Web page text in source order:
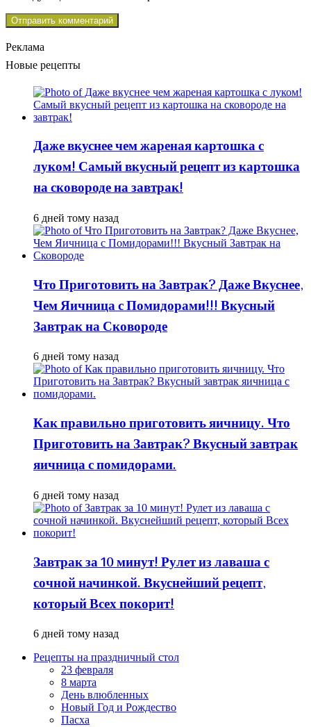
Реклама
Новые рецепты
Даже вкуснее чем жареная картошка с
луком! Самый вкусный рецепт из картошка
на сковороде на завтрак!
6 дней тому назад
Что Приготовить на Завтрак? Даже Вкуснее,
Чем Яичница с Помидорами!!! Вкусный
Завтрак на Сковороде
6 дней тому назад
Как правильно приготовить яичницу. Что
Приготовить на Завтрак? Вкусный завтрак
яичница с помидорами.
6 дней тому назад
Завтрак за 10 минут! Рулет из лаваша с
сочной начинкой. Вкуснейший рецепт,
который Всех покорит!
6 дней тому назад
Рецепты на праздничный стол
23 февраля
8 марта
День влюбленных
Новый Год и Рождество
Пасха